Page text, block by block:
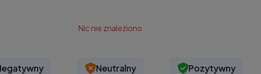
Nic nie znaleziono
Neutralny Pozytywny